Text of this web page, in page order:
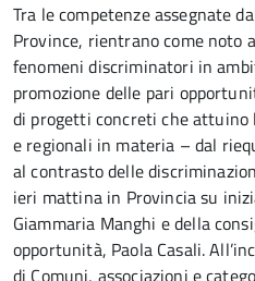
Tra le competenze assegnate
Province, rientrano come noto
fenomeni discriminatori in
promozione delle pari
di progetti concreti che
e regionali in materia – dal
al contrasto delle
ieri mattina in Provincia su
Giammaria Manghi e della
opportunità, Paola Casali.
di Comuni, associazioni e